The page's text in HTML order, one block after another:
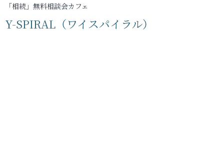
「相続」無料相談会カフェ
Y-SPIRAL（ワイスパイラル）